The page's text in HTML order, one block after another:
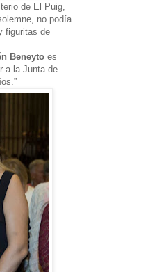
de El Puig,
no podía
figuritas de
Beneyto es
a la Junta de